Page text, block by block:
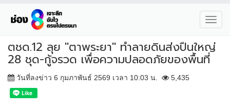
ตชด.12 ลุย "ตาพระยา" ทำลายดินส่งปืนใหญ่
28 ชุด-กู้จรวด เพื่อความปลอดภัยของพื้นที่
วันที่ลงข่าว 6 กุมภาพันธ์ 2569 เวลา 10:03 น. 5,435